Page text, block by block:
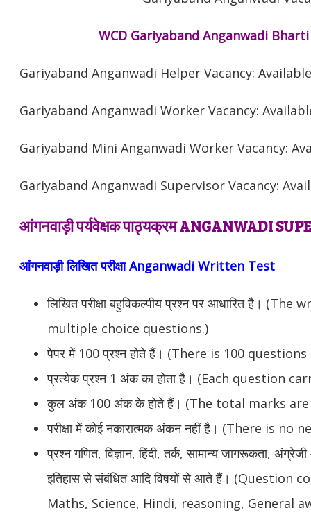
WCD Gariyaband Anganwadi
Gariyaband Anganwadi Helper Vacancy:
Gariyaband Anganwadi Worker Vacancy:
Gariyaband Mini Anganwadi Worker Vacancy:
Gariyaband Anganwadi Supervisor Vacancy:
आंगनवाड़ी पर्यवेक्षक पाठ्यक्रम ANGANWADI
आंगनवाड़ी लिखित परीक्षा Anganwadi Written Test
लिखित परीक्षा बहुविकल्पीय प्रश्न पर आधारित है।
multiple choice questions.)
पेपर में 100 प्रश्न होते हैं। (There is 100
प्रत्येक प्रश्न 1 अंक का होता है। (Each question
कुल अंक 100 अंक के होते हैं। (The total marks
परीक्षा में कोई नकारात्मक अंकन नहीं है। (There is
प्रश्न गणित, विज्ञान, हिंदी, तर्क, सामान्य जागरूकता,
इतिहास से संबंधित आदि विषयों से आते हैं।
Maths, Science, Hindi, reasoning, General